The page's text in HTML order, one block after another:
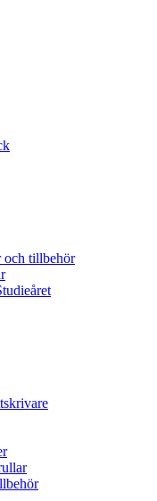
och tillbehör